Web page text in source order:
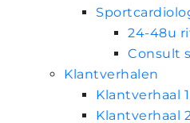
24-48u
Consult
Klantverhalen
Klantverhaal 1
Klantverhaal